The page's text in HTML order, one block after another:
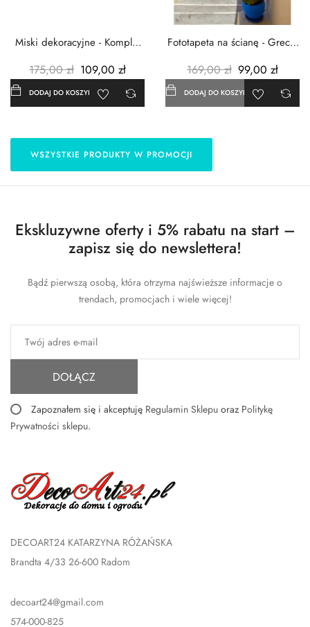
Miski dekoracyjne - Komplet
175,00 zł 109,00 zł
DODAJ DO KOSZYKA
Fototapeta na ścianę - Grecja
169,00 zł 99,00 zł
DODAJ DO KOSZYKA
WSZYSTKIE PRODUKTY W PROMOCJI
Ekskluzywne oferty i 5% rabatu na start –
zapisz się do newslettera!
Bądź pierwszą osobą, która otrzyma najświeższe informacje o
trendach, promocjach i wiele więcej!
DOŁĄCZ
Zapoznałem się i akceptuję Regulamin Sklepu oraz Politykę
Prywatności sklepu.
DECOART24 KATARZYNA RÓŻAŃSKA
Brandta 4/33 26-600 Radom
decoart24@gmail.com
574-000-825